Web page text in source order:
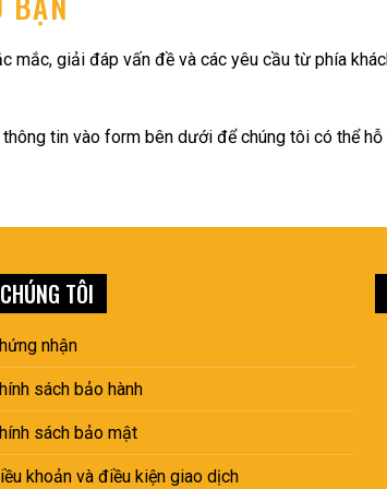
giải đáp vấn đề và các yêu cầu từ phía
tin vào form bên dưới để chúng tôi có thể hỗ
TÔI
nhận
sách bảo hành
sách bảo mật
khoản và điều kiện giao dịch